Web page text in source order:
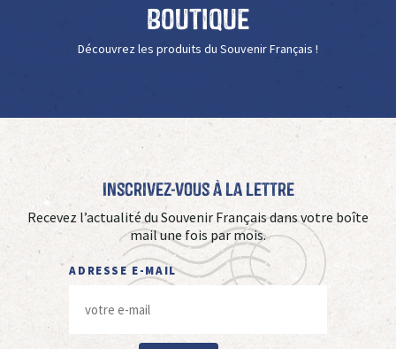
Boutique
Découvrez les produits du Souvenir Français !
Inscrivez-vous à La Lettre
Recevez l’actualité du Souvenir Français dans votre boîte
mail une fois par mois.
ADRESSE E-MAIL